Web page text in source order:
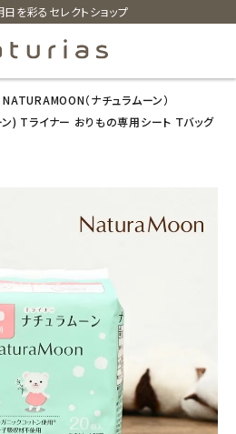
を彩るセレクトショップ
search
NATURAMOON（ナチュラムーン）
) Tライナー おりもの専用シート Ｔバッグ